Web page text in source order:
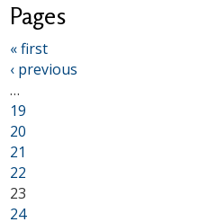
Pages
« first
‹ previous
…
19
20
21
22
23
24